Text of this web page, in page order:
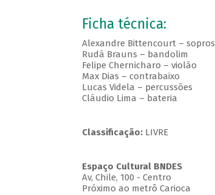
Ficha técnica:
Alexandre Bittencourt – sopros
Rudá Brauns – bandolim
Felipe Chernicharo – violão
Max Dias – contrabaixo
Lucas Videla – percussões
Cláudio Lima – bateria
Classificação:LIVRE
Espaço Cultural BNDES
Av, Chile, 100 - Centro
Próximo ao metrô Carioca